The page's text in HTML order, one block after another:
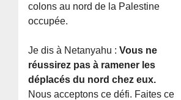
colons au nord de la Palestine
occupée.
Je dis à Netanyahu :Vous ne
réussirez pas à ramener les
déplacés du nord chez eux.
Nous acceptons ce défi. Faites ce